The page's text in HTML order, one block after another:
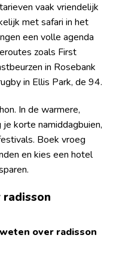
vaak vriendelijk
met safari in het
een volle agenda
zoals First
in Rosebank
in Ellis Park, de 94.
In de warmere,
korte namiddagbuien,
Boek vroeg
en kies een hotel
over radisson